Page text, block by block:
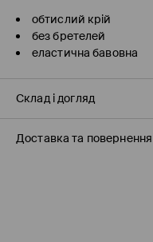
обтислий крій
без бретелей
еластична бавовна
Склад і догляд
93% БАВОВНА, 7% ЕЛАСТАН
Доставка та повернення